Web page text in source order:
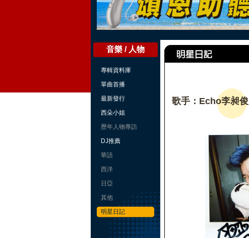
音樂 / 人物
專輯資料庫
單曲首播
最新發行
西朵小姐
歷年人物專訪
DJ推薦
華語
西洋
日亞
其他
明星日記
歌手：Echo李昶俊